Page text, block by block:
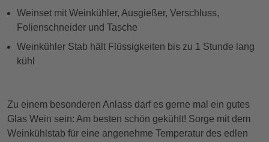
Weinset mit Weinkühler, Ausgießer, Verschluss,
Folienschneider und Tasche
Weinkühler Stab hält Flüssigkeiten bis zu 1 Stunde lang
kühl
Zu einem besonderen Anlass darf es gerne mal ein gutes
Glas Wein sein: Am besten schön gekühlt! Sorge mit dem
Weinkühlstab für eine angenehme Temperatur des edlen